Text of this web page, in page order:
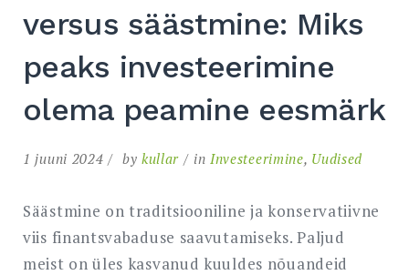
versus säästmine: Miks
peaks investeerimine
olema peamine eesmärk
1 juuni 2024 by kullar in Investeerimine, Uudised
Säästmine on traditsiooniline ja konservatiivne
viis finantsvabaduse saavutamiseks. Paljud
meist on üles kasvanud kuuldes nõuandeid